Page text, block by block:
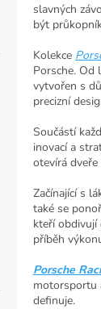
slavných
být
Kolekce
Porsche. Od
vytvořen s
precizní
Součástí
inovací a
otevírá
Začínající s
také se
kteří obdivují
příběh
Porsche
motorsportu
definuje.